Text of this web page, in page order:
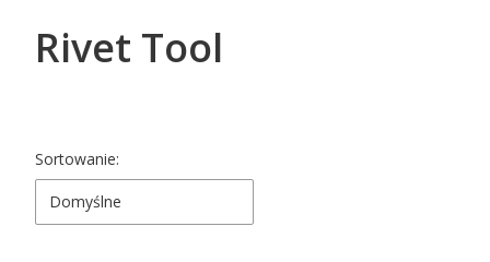
Rivet Tool
Lista produktów
Sortowanie:
Domyślne